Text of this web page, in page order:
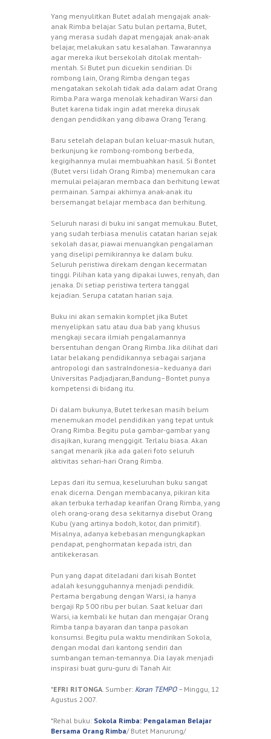
Yang menyulitkan Butet adalah mengajak anak-
anak Rimba belajar. Satu bulan pertama, Butet,
yang merasa sudah dapat mengajak anak-anak
belajar, melakukan satu kesalahan. Tawarannya
agar mereka ikut bersekolah ditolak mentah-
mentah. Si Butet pun dicuekin sendirian. Di
rombong lain, Orang Rimba dengan tegas
mengatakan sekolah tidak ada dalam adat Orang
Rimba.Para warga menolak kehadiran Warsi dan
Butet karena tidak ingin adat mereka dirusak
dengan pendidikan yang dibawa Orang Terang.
Baru setelah delapan bulan keluar-masuk hutan,
berkunjung ke rombong-rombong berbeda,
kegigihannya mulai membuahkan hasil. Si Bontet
(Butet versi lidah Orang Rimba) menemukan cara
memulai pelajaran membaca dan berhitung lewat
permainan. Sampai akhirnya anak-anak itu
bersemangat belajar membaca dan berhitung.
Seluruh narasi di buku ini sangat memukau. Butet,
yang sudah terbiasa menulis catatan harian sejak
sekolah dasar, piawai menuangkan pengalaman
yang diselipi pemikirannya ke dalam buku.
Seluruh peristiwa direkam dengan kecermatan
tinggi. Pilihan kata yang dipakai luwes, renyah, dan
jenaka. Di setiap peristiwa tertera tanggal
kejadian. Serupa catatan harian saja.
Buku ini akan semakin komplet jika Butet
menyelipkan satu atau dua bab yang khusus
mengkaji secara ilmiah pengalamannya
bersentuhan dengan Orang Rimba. Jika dilihat dari
latar belakang pendidikannya sebagai sarjana
antropologi dan sastraIndonesia–keduanya dari
Universitas Padjadjaran,Bandung–Bontet punya
kompetensi di bidang itu.
Di dalam bukunya, Butet terkesan masih belum
menemukan model pendidikan yang tepat untuk
Orang Rimba. Begitu pula gambar-gambar yang
disajikan, kurang menggigit. Terlalu biasa. Akan
sangat menarik jika ada galeri foto seluruh
aktivitas sehari-hari Orang Rimba.
Lepas dari itu semua, keseluruhan buku sangat
enak dicerna. Dengan membacanya, pikiran kita
akan terbuka terhadap kearifan Orang Rimba, yang
oleh orang-orang desa sekitarnya disebut Orang
Kubu (yang artinya bodoh, kotor, dan primitif).
Misalnya, adanya kebebasan mengungkapkan
pendapat, penghormatan kepada istri, dan
antikekerasan.
Pun yang dapat diteladani dari kisah Bontet
adalah kesungguhannya menjadi pendidik.
Pertama bergabung dengan Warsi, ia hanya
bergaji Rp 500 ribu per bulan. Saat keluar dari
Warsi, ia kembali ke hutan dan mengajar Orang
Rimba tanpa bayaran dan tanpa pasokan
konsumsi. Begitu pula waktu mendirikan Sokola,
dengan modal dari kantong sendiri dan
sumbangan teman-temannya. Dia layak menjadi
inspirasi buat guru-guru di Tanah Air.
*EFRI RITONGA . Sumber: Koran TEMPO– Minggu, 12
Agustus 2007.
*Rehal buku: Sokola Rimba: Pengalaman Belajar
Bersama Orang Rimba/ Butet Manurung/